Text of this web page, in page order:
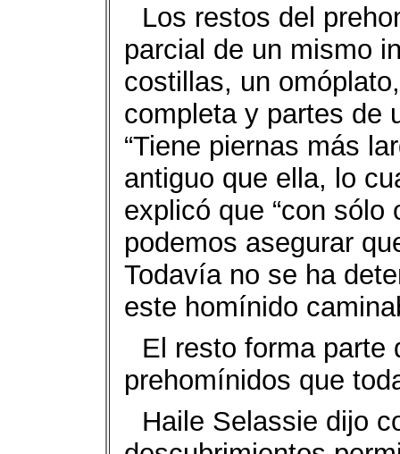
Los restos del
parcial de un mismo
costillas, un
completa y partes de
“Tiene piernas más
antiguo que ella, lo
explicó que “con
podemos asegurar
Todavía no se ha
este homínido
El resto forma parte
prehomínidos que
Haile Selassie dijo